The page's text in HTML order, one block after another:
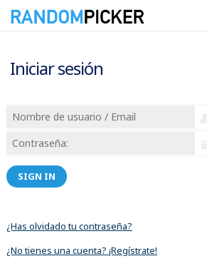
Iniciar sesión
SIGN IN
¿Has olvidado tu contraseña?
¿No tienes una cuenta? ¡Regístrate!